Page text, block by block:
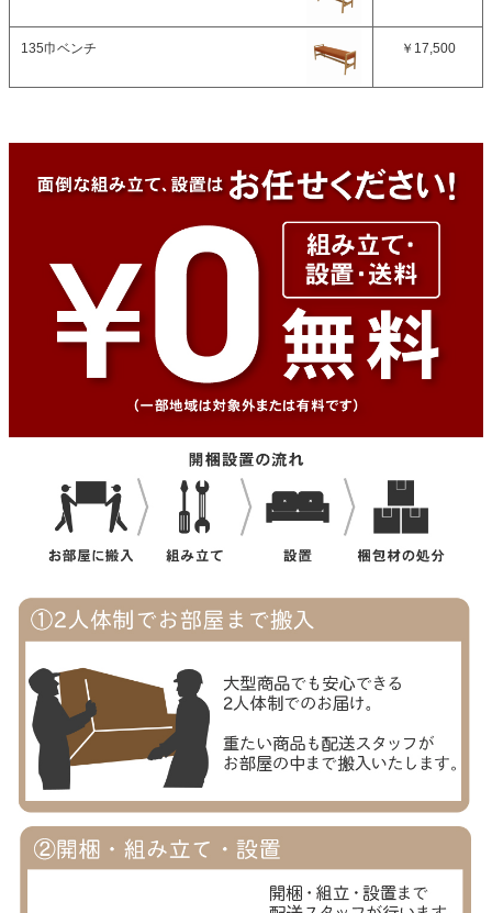
135巾ベンチ ￥17,500